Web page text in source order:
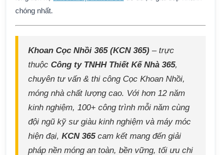
chóng nhất.
Khoan Cọc Nhồi 365 (KCN 365) – trực
thuộc Công ty TNHH Thiết Kế Nhà 365,
chuyên tư vấn & thi công Cọc Khoan Nhồi,
móng nhà chất lượng cao. Với hơn 12 năm
kinh nghiệm, 100+ công trình mỗi năm cùng
đội ngũ kỹ sư giàu kinh nghiệm và máy móc
hiện đại, KCN 365cam kết mang đến giải
pháp nền móng an toàn, bền vững, tối ưu chi